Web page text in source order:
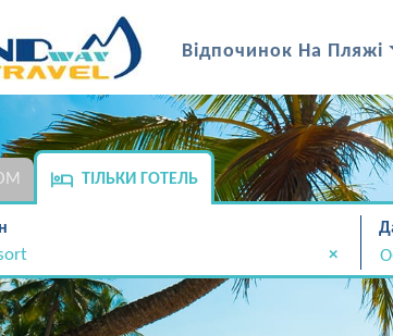
Відпочинок На Пляжі
ТІЛЬКИ ГОТЕЛЬ
×